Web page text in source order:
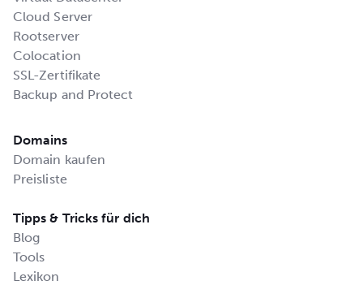
Cloud Server
Rootserver
Colocation
SSL-Zertifikate
Backup and Protect
Domains
Domain kaufen
Preisliste
Tipps & Tricks für dich
Blog
Tools
Lexikon